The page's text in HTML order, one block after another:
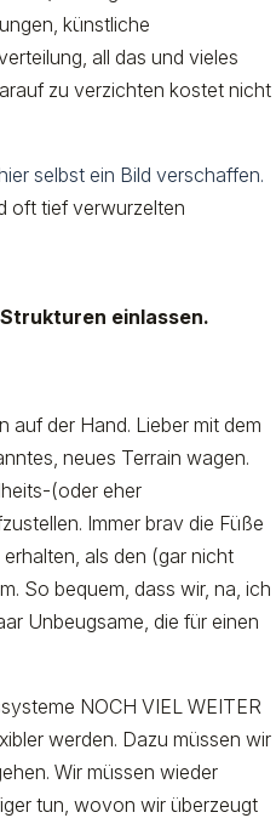
künstliche
all das und vieles
zu verzichten kostet nicht
selbst ein Bild verschaffen.
oft tief verwurzelten
einlassen.
auf der Hand. Lieber mit dem
neues Terrain wagen.
(oder eher
Immer brav die Füße
als den (gar nicht
So bequem, dass wir, na, ich
Unbeugsame, die für einen
NOCH VIEL WEITER
werden. Dazu müssen wir
Wir müssen wieder
tun, wovon wir überzeugt